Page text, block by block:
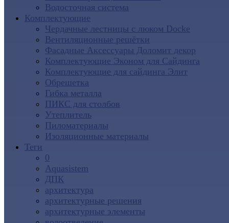
Водосточная система
Комплектующие
Чердачные лестницы с люком Docke
Вентиляционные решётки
Фасадные Аксессуары Доломит декор
Комплектующие Эконом для Сайдинга
Комплектующие для cайдинга Элит
Обрешетка
Гибка металла
ПИКС для столбов
Утеплитель
Пиломатериалы
Изоляционные материалы
Теги
0
Aquasistem
ДПК
архитектура
архитектурные решения
архитектурные элементы